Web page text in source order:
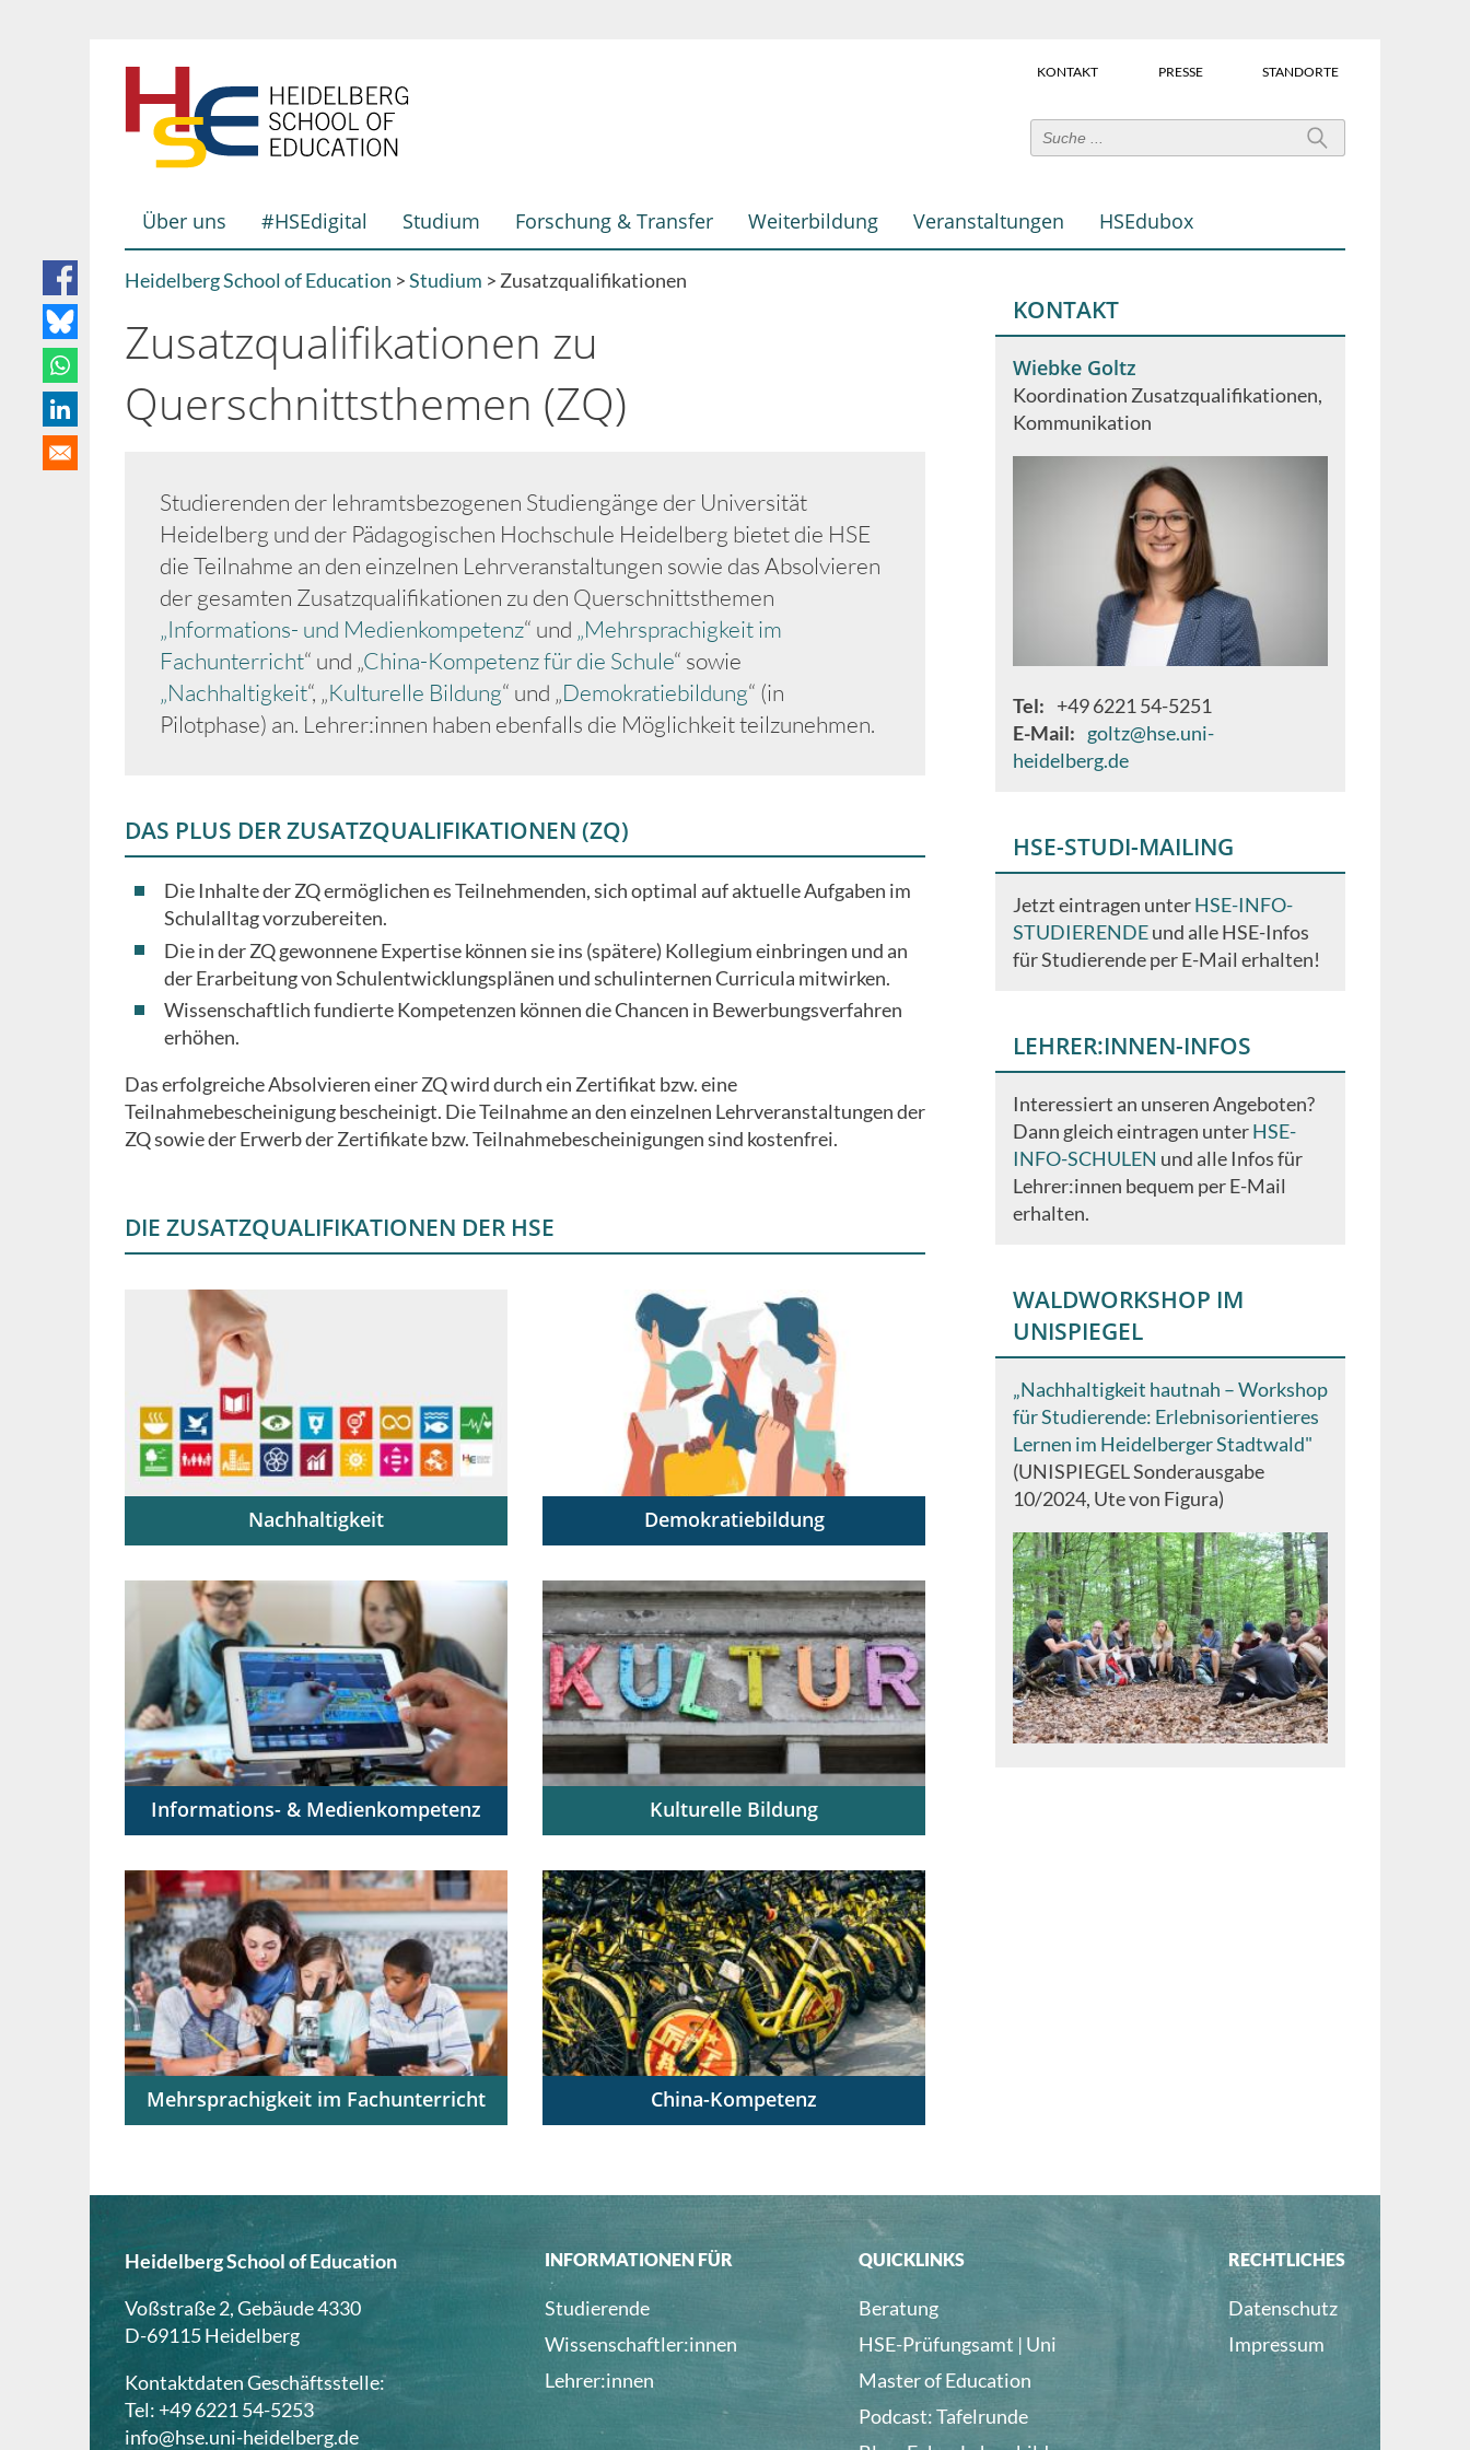
User-
(Über
Suchfeld)
KONTAKT PRESSE STANDORTE
Hauptnavigation
Über uns #HSEdigital Studium Forschung & Transfer Weiterbildung Veranstaltungen HSEdubox
Breadcrumb
Heidelberg School of Education Studium Zusatzqualifikationen
Zusatzqualifikationen zu
Querschnittsthemen (ZQ)
Studierenden der lehramtsbezogenen Studiengänge der Universität
Heidelberg und der Pädagogischen Hochschule Heidelberg bietet die HSE
die Teilnahme an den einzelnen Lehrveranstaltungen sowie das Absolvieren
der gesamten Zusatzqualifikationen zu den Querschnittsthemen
„Informations- und Medienkompetenz“ und „Mehrsprachigkeit im
Fachunterricht“ und „China-Kompetenz für die Schule“ sowie
„Nachhaltigkeit“, „Kulturelle Bildung“ und „Demokratiebildung“ (in
Pilotphase) an. Lehrer:innen haben ebenfalls die Möglichkeit teilzunehmen.
DAS PLUS DER ZUSATZQUALIFIKATIONEN (ZQ)
Die Inhalte der ZQ ermöglichen es Teilnehmenden, sich optimal auf aktuelle Aufgaben im
Schulalltag vorzubereiten.
Die in der ZQ gewonnene Expertise können sie ins (spätere) Kollegium einbringen und an
der Erarbeitung von Schulentwicklungsplänen und schulinternen Curricula mitwirken.
Wissenschaftlich fundierte Kompetenzen können die Chancen in Bewerbungsverfahren
erhöhen.
Das erfolgreiche Absolvieren einer ZQ wird durch ein Zertifikat bzw. eine
Teilnahmebescheinigung bescheinigt. Die Teilnahme an den einzelnen Lehrveranstaltungen der
ZQ sowie der Erwerb der Zertifikate bzw. Teilnahmebescheinigungen sind kostenfrei.
DIE ZUSATZQUALIFIKATIONEN DER HSE
Nachhaltigkeit
Bildung für nachhaltige Entwicklung
Demokratiebildung
kompetent vermitteln und im Schulalltag
praktizieren
Informations- & Medienkompetenz
Schüler:innen zum mündigen Umgang
ausbilden
Kulturelle Bildung
schulischen Alltag integrieren
Mehrsprachigkeit im Fachunterricht China-Kompetenz
KONTAKT
Wiebke Goltz
Koordination Zusatzqualifikationen
Kommunikation
Tel
+49 6221 54-5251
E-Mail
goltz@hse.uni-
heidelberg.de
HSE-STUDI-MAILING
Jetzt eintragen unterHSE-INFO-
STUDIERENDEund alle HSE-Infos
für Studierende per E-Mail erhalten!
LEHRER:INNEN-INFOS
Interessiert an unseren Angeboten?
Dann gleich eintragen unterHSE-
INFO-SCHULEN und alle Infos für
Lehrer:innen bequem per E-Mail
erhalten.
WALDWORKSHOP IM
UNISPIEGEL
„Nachhaltigkeit hautnah – Workshop
für Studierende: Erlebnisorientieres
Lernen im Heidelberger Stadtwald"
(UNISPIEGEL Sonderausgabe
10/2024, Ute von Figura)
Heidelberg School of Education
Voßstraße 2, Gebäude 4330
D-69115 Heidelberg
Kontaktdaten Geschäftsstelle:
Tel: +49 6221 54-5253
info@hse.uni-heidelberg.de
INFORMATIONEN FÜR
Studierende
Wissenschaftler:innen
Lehrer:innen
QUICKLINKS
Beratung
HSE-Prüfungsamt | Uni
Master of Education
Podcast: Tafelrunde
RECHTLICHES
Datenschutz
Impressum